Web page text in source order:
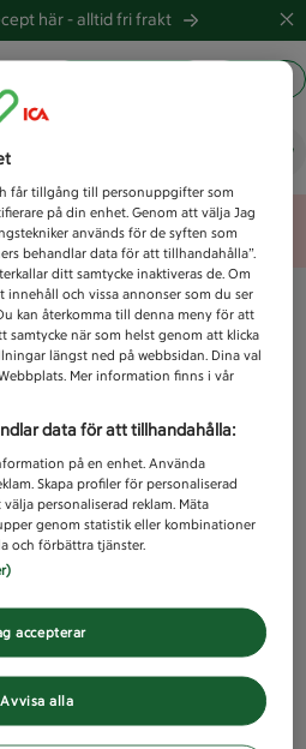
här -alltid fri frakt
idag?
error
får tillgång till personuppgifter som
på din enhet. Genom att välja Jag
används för de syften som
behandlar data för att tillhandahålla”.
ditt samtycke inaktiveras de. Om
innehåll och vissa annonser som du ser
kan återkomma till denna meny för att
samtycke när som helst genom att klicka
längst ned på webbsidan. Dina val
Mer information finns i vår
data för att tillhandahålla:
på en enhet. Använda
Skapa profiler för personaliserad
personaliserad reklam. Mäta
genom statistik eller kombinationer
och förbättra tjänster.
Avvisa alla
accepterar